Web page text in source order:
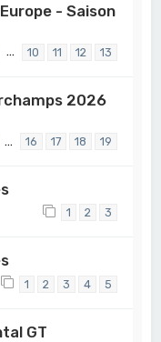
- Saison
… 10 11 12 13
2026
… 16 17 18 19
1 2 3
1 2 3 4 5
GT